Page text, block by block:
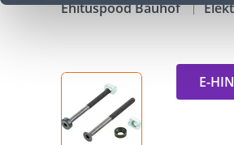
Ehituspood Bauhof
E-